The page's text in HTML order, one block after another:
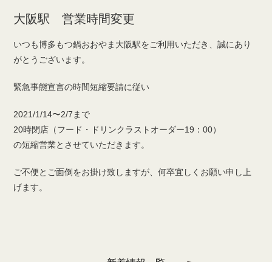
大阪駅 営業時間変更
いつも博多もつ鍋おおやま大阪駅をご利用いただき、誠にあり
がとうございます。
緊急事態宣言の時間短縮要請に従い
2021/1/14〜2/7まで
20時閉店（フード・ドリンクラストオーダー19：00）
の短縮営業とさせていただきます。
ご不便とご面倒をお掛け致しますが、何卒宜しくお願い申し上
げます。